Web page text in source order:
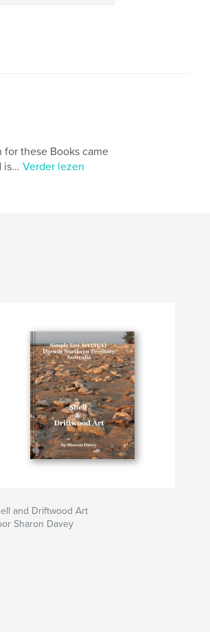
for these Books came
is... Verder lezen
and Driftwood Art
Sharon Davey